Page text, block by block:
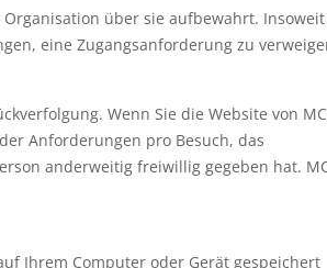
über sie aufbewahrt.
eine Zugangsanforderung zu
Wenn Sie die Website von
Anforderungen pro Besuch, das
anderweitig freiwillig gegeben hat.
Ihrem Computer oder Gerät gespeichert